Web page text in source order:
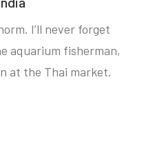
I’ll never forget
aquarium fisherman,
at the Thai market.